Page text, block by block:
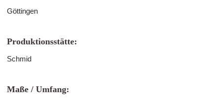
Göttingen
Produktionsstätte:
Schmid
Maße / Umfang: